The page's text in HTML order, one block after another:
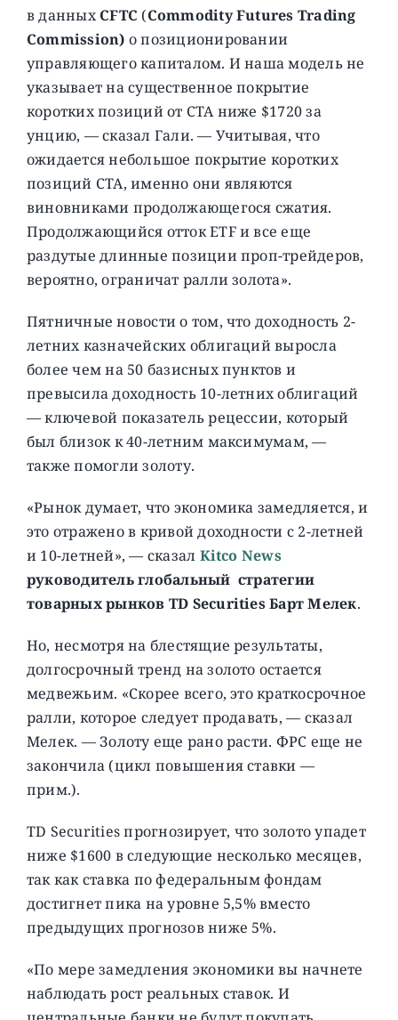
в данныхCFTC (Commodity Futures Trading
Commission) о позиционировании
управляющего капиталом. И наша модель не
указывает на существенное покрытие
коротких позиций от CTA ниже $1720 за
унцию, — сказал Гали. — Учитывая, что
ожидается небольшое покрытие коротких
позиций CTA, именно они являются
виновниками продолжающегося сжатия.
Продолжающийся отток ETF и все еще
раздутые длинные позиции проп-трейдеров,
вероятно, ограничат ралли золота».
Пятничные новости о том, что доходность 2-
летних казначейских облигаций выросла
более чем на 50 базисных пунктов и
превысила доходность 10-летних облигаций
— ключевой показатель рецессии, который
был близок к 40-летним максимумам, —
также помогли золоту.
«Рынок думает, что экономика замедляется, и
это отражено в кривой доходности с 2-летней
и 10-летней», — сказал Kitco News
руководитель глобальный стратегии
товарных рынков TD Securities Барт Мелек.
Но, несмотря на блестящие результаты,
долгосрочный тренд на золото остается
медвежьим. «Скорее всего, это краткосрочное
ралли, которое следует продавать, — сказал
Мелек. — Золоту еще рано расти. ФРС еще не
закончила (цикл повышения ставки —
прим.).
TD Securities прогнозирует, что золото упадет
ниже $1600 в следующие несколько месяцев,
так как ставка по федеральным фондам
достигнет пика на уровне 5,5% вместо
предыдущих прогнозов ниже 5%.
«По мере замедления экономики вы начнете
наблюдать рост реальных ставок. И